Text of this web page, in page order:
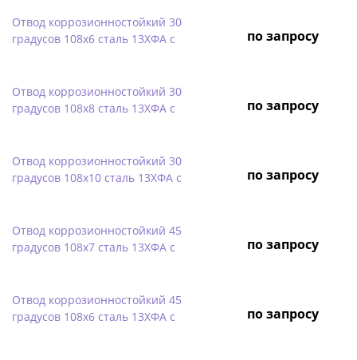
Отвод коррозионностойкий 30
градусов 108х6 сталь 13ХФА с
по запросу
Отвод коррозионностойкий 30
градусов 108х8 сталь 13ХФА с
по запросу
Отвод коррозионностойкий 30
градусов 108х10 сталь 13ХФА с
по запросу
Отвод коррозионностойкий 45
градусов 108х7 сталь 13ХФА с
по запросу
Отвод коррозионностойкий 45
градусов 108х6 сталь 13ХФА с
по запросу